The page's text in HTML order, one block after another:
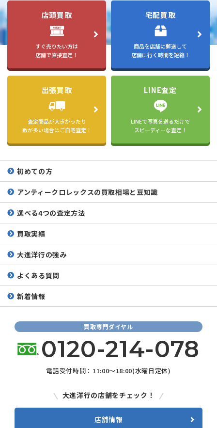
店頭買取
すぐ売りたい方は
店舗で直接査定！
宅配買取
商品を店舗に郵送して
店舗に行く時間を短縮！
出張買取
査定商品が大きかったり
数が多い場合はご自宅査定！
LINE査定
LINEで写真を送るだけで
スピーディーな査定！
初めての方
アンティークロレックスの買取相場と豆知識
選べる4つの査定方法
買取実績
大進洋行の強み
よくある質問
新着情報
買取専門ダイヤル
0120-214-078
電話受付時間：11:00～18:00(水曜日定休)
大進洋行の店舗をチェック！
店舗情報